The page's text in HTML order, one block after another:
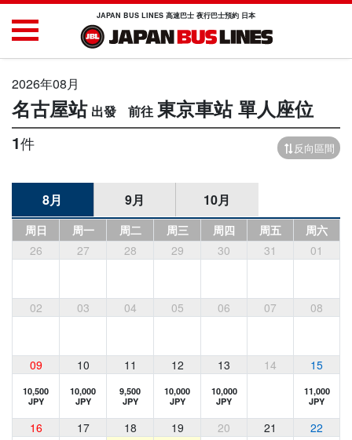
JAPAN BUS LINES 高速巴士 夜行巴士預約 日本
2026年08月
名古屋站 東京車站 單人座位
1件 反向區間
8月 9月 10月
周日 周一 周二 周三 周四 周五
周六
26
27 28 29 30 31 01
02 03 04 05 06 07 08
09 10 11 12 13 14 15
10,500
JPY
10,000
JPY
9,500
JPY
10,000
JPY
10,000
JPY
11,000
JPY
16 17 18 19 20 21 22